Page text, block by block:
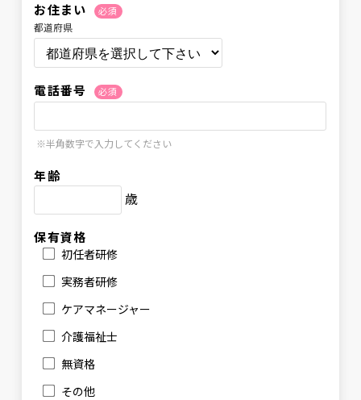
お住まい 必須
都道府県
電話番号 必須
※半角数字で入力してください
年齢
歳
保有資格
初任者研修
実務者研修
ケアマネージャー
介護福祉士
無資格
その他